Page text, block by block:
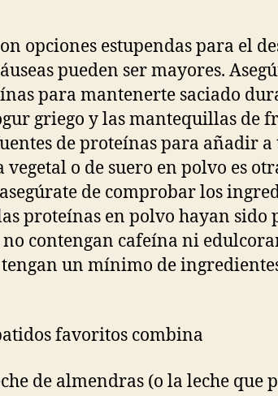
opciones estupendas para el
pueden ser mayores.
para mantenerte saciado
griego y las mantequillas de
de proteínas para añadir
o de suero en polvo es
de comprobar los
proteínas en polvo hayan sido
contengan cafeína ni
un mínimo de
favoritos combina
de almendras (o la leche que